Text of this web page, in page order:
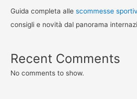
Guida completa allescommesse
consigli e novità dal panorama
Recent Comments
No comments to show.